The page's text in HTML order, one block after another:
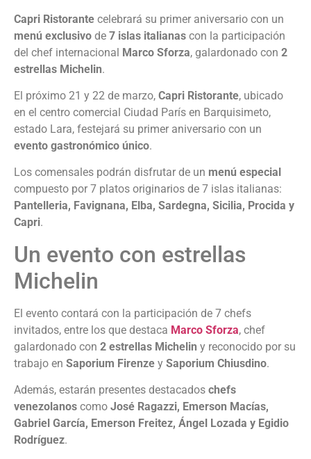
Capri Ristorante celebrará su primer aniversario con un
menú exclusivo de 7 islas italianas con la participación
del chef internacional Marco Sforza, galardonado con 2
estrellas Michelin.
El próximo 21 y 22 de marzo, Capri Ristorante, ubicado
en el centro comercial Ciudad París en Barquisimeto,
estado Lara, festejará su primer aniversario con un
evento gastronómico único.
Los comensales podrán disfrutar de un menú especial
compuesto por 7 platos originarios de 7 islas italianas:
Pantelleria, Favignana, Elba, Sardegna, Sicilia, Procida y
Capri.
Un evento con estrellas
Michelin
El evento contará con la participación de 7 chefs
invitados, entre los que destaca Marco Sforza, chef
galardonado con 2 estrellas Michelin y reconocido por su
trabajo en Saporium Firenze y Saporium Chiusdino.
Además, estarán presentes destacados chefs
venezolanos como José Ragazzi, Emerson Macías,
Gabriel García, Emerson Freitez, Ángel Lozada y Egidio
Rodríguez.